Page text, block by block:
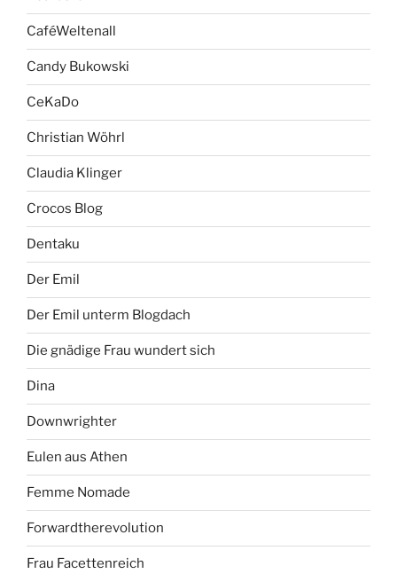
CaféWeltenall
Candy Bukowski
CeKaDo
Christian Wöhrl
Claudia Klinger
Crocos Blog
Dentaku
Der Emil
Der Emil unterm Blogdach
Die gnädige Frau wundert sich
Dina
Downwrighter
Eulen aus Athen
Femme Nomade
Forwardtherevolution
Frau Facettenreich